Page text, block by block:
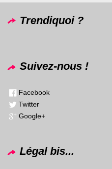
Trendiquoi ?
Suivez-nous !
Facebook
Twitter
Google+
Légal bis...